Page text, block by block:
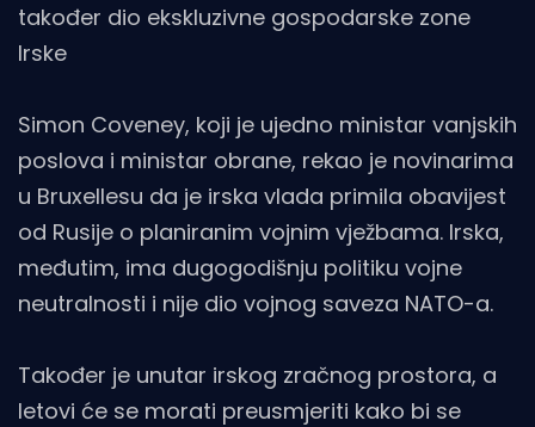
također dio ekskluzivne gospodarske zone
Irske
Simon Coveney, koji je ujedno ministar vanjskih
poslova i ministar obrane, rekao je novinarima
u Bruxellesu da je irska vlada primila obavijest
od Rusije o planiranim vojnim vježbama. Irska,
međutim, ima dugogodišnju politiku vojne
neutralnosti i nije dio vojnog saveza NATO-a.
Također je unutar irskog zračnog prostora, a
letovi će se morati preusmjeriti kako bi se